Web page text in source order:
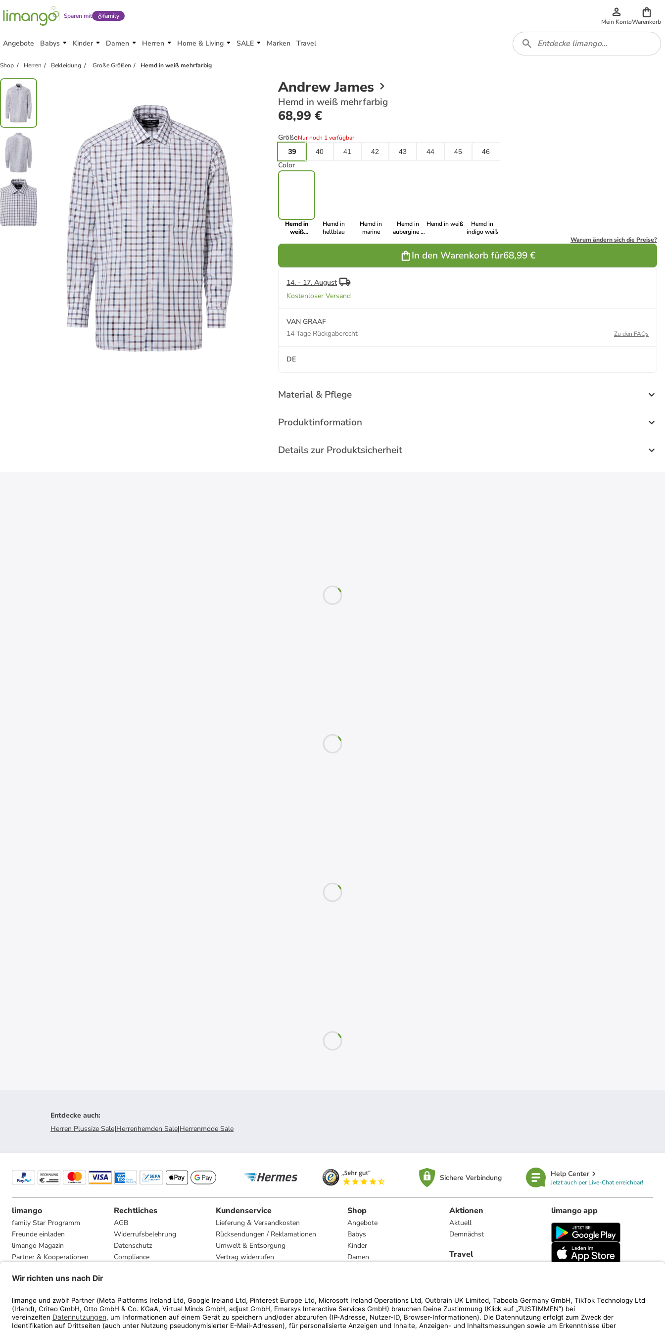
Sparen mit family
Mein KontoWarenkorb
Angebote Babys Kinder Damen Herren Home & Living SALE Marken Travel
Shop Herren Bekleidung Große Größen Hemd in weiß mehrfarbig
Andrew James
Hemd in weiß mehrfarbig
68,99 €
GrößeNur noch 1 verfügbar
39
40 41 42 43 44 45 46
Color
Hemd in
weiß
Hemd in
hellblau
Hemd in
marine
Hemd in
aubergine -
Hemd in weiß
Hemd in
indigo weiß
Warum ändern sich die Preise?
In den Warenkorb für68,99 €
14. - 17. August
Kostenloser Versand
VAN GRAAF
14 Tage Rückgaberecht
Zu den FAQs
DE
Material & Pflege
Produktinformation
Details zur Produktsicherheit
Entdecke auch:
Herren Plussize Sale|Herrenhemden Sale|Herrenmode Sale
Sichere Verbindung Help Center
Jetzt auch per Live-Chat erreichbar!
limango
family Star Programm
Freunde einladen
limango Magazin
Partner & Kooperationen
Presse
Rechtliches
AGB
Widerrufsbelehrung
Datenschutz
Compliance
Kundenservice
Lieferung & Versandkosten
Rücksendungen / Reklamationen
Umwelt & Entsorgung
Vertrag widerrufen
Shop
Angebote
Babys
Kinder
Damen
Marken
Aktionen
Aktuell
Demnächst
Travel
limango app